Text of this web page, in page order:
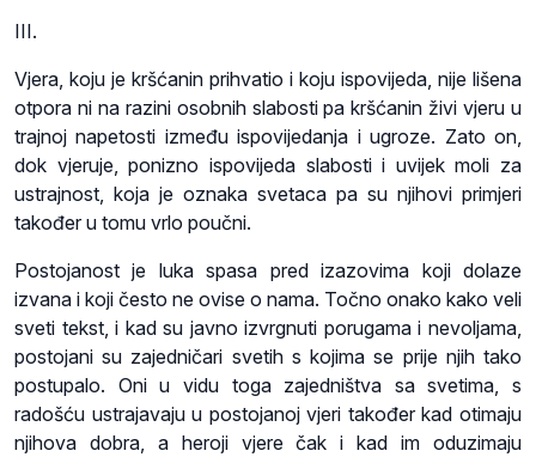
III.
Vjera, koju je kršćanin prihvatio i koju ispovijeda, nije lišena
otpora ni na razini osobnih slabosti pa kršćanin živi vjeru u
trajnoj napetosti između ispovijedanja i ugroze. Zato on,
dok vjeruje, ponizno ispovijeda slabosti i uvijek moli za
ustrajnost, koja je oznaka svetaca pa su njihovi primjeri
također u tomu vrlo poučni.
Postojanost je luka spasa pred izazovima koji dolaze
izvana i koji često ne ovise o nama. Točno onako kako veli
sveti tekst, i kad su javno izvrgnuti porugama i nevoljama,
postojani su zajedničari svetih s kojima se prije njih tako
postupalo. Oni u vidu toga zajedništva sa svetima, s
radošću ustrajavaju u postojanoj vjeri također kad otimaju
njihova dobra, a heroji vjere čak i kad im oduzimaju